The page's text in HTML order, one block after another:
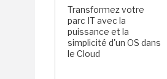
Transformez votre
parc IT avec la
puissance et la
simplicité d'un OS dans
le Cloud